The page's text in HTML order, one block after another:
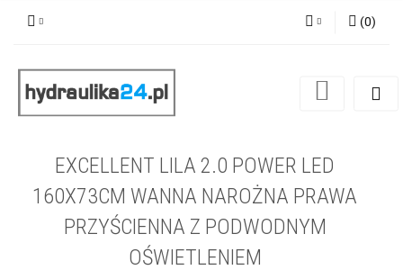
Zarejestruj się
(0)
EXCELLENT LILA 2.0 POWER LED
160X73CM WANNA NAROŻNA PRAWA
PRZYŚCIENNA Z PODWODNYM
OŚWIETLENIEM